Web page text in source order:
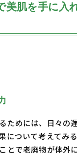
美肌を手に入
ためには、日々の
について考えてみ
とで老廃物が体外